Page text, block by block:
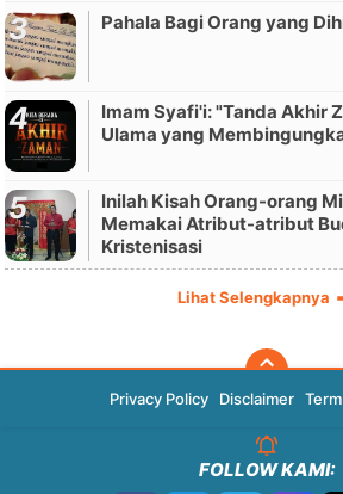
Pahala Bagi Orang yang
Imam Syafi'i: "Tanda Akhir
Ulama yang
Inilah Kisah Orang-orang
Memakai Atribut-atribut
Kristenisasi
Lihat Selengkapnya
Privacy Policy Disclaimer
FOLLOW KAMI: